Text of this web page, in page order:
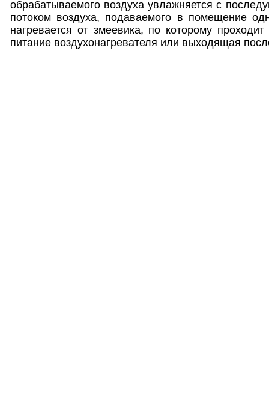
обрабатываемого воздуха увлажняется с
потоком воздуха, подаваемого в помещение
нагревается от змеевика, по которому
питание воздухонагревателя или выходящая